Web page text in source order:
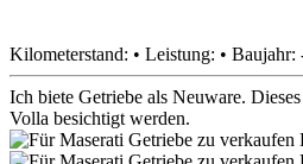
Kilometerstand: • Leistung: • Baujahr:
Ich biete Getriebe als Neuware.
Volla besichtigt werden.